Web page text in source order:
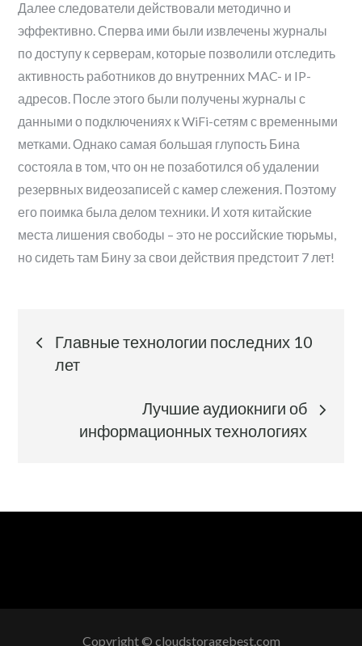
Далее следователи действовали методично и
эффективно. Сперва ими были извлечены журналы
по доступу к серверам, которые позволили отследить
активность работников до внутренних MAC- и IP-
адресов. После этого были получены журналы с
данными о подключениях к WiFi-сетям с временными
метками. Однако самая большая глупость Бина
состояла в том, что он не позаботился об удалении
резервных видеозаписей с камер слежения. Поэтому
его поимка была делом техники. И хотя китайские
места лишения свободы – это не российские тюрьмы,
но сидеть там Бину за свои действия предстоит 7 лет!
Навигация
записям
Главные технологии последних 10
лет
Лучшие аудиокниги об
информационных технологиях
Copyright © cloudstoragebest.com